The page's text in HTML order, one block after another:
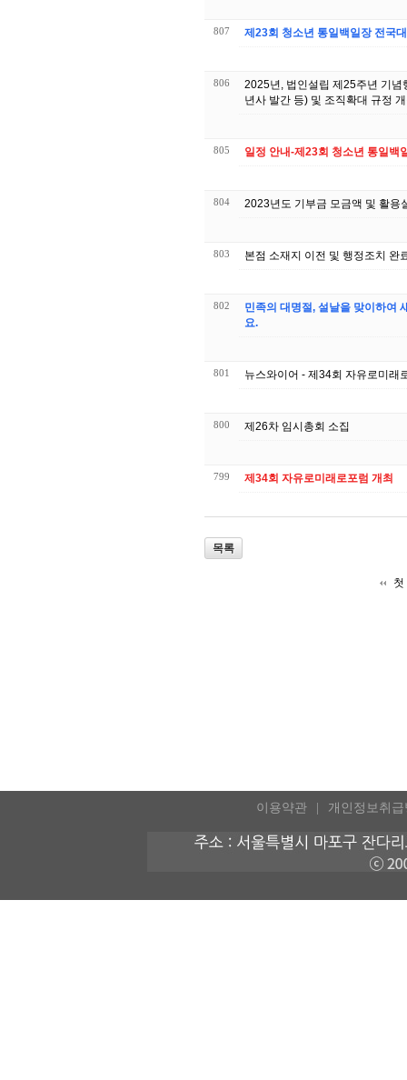
807 제23회 청소년 통일백일장 전국
806
2025년, 법인설립 제25주년 기념
년사 발간 등) 및 조직확대 규정
805 일정 안내-제23회 청소년 통일백
804 2023년도 기부금 모금액 및 활용
803 본점 소재지 이전 및 행정조치 완
802
민족의 대명절, 설날을 맞이하여
요.
801 뉴스와이어 - 제34회 자유로미래
800 제26차 임시총회 소집
799 제34회 자유로미래로포럼 개최
목록
첫
이용약관 개인정보취급